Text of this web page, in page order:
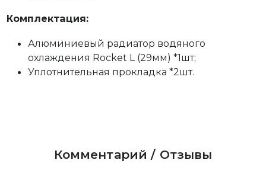
Комплектация:
Алюминиевый радиатор водяного
охлаждения Rocket L (29мм) *1шт;
Уплотнительная прокладка *2шт.
Комментарий / Отзывы